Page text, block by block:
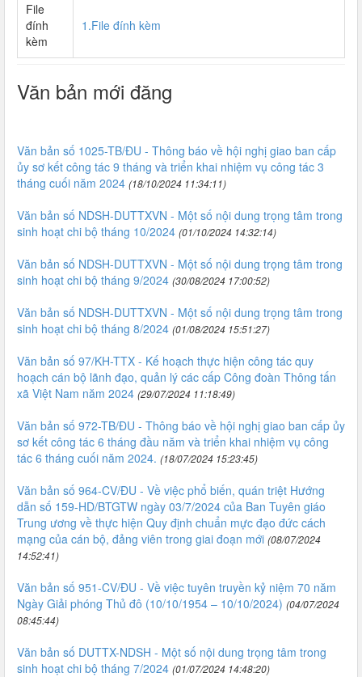
File
đính
kèm
1.File đính kèm
Văn bản mới đăng
Văn bản số 1025-TB/ĐU - Thông báo về hội nghị giao ban cấp
ủy sơ kết công tác 9 tháng và triển khai nhiệm vụ công tác 3
tháng cuối năm 2024 (18/10/2024 11:34:11)
Văn bản số NDSH-DUTTXVN - Một số nội dung trọng tâm trong
sinh hoạt chi bộ tháng 10/2024 (01/10/2024 14:32:14)
Văn bản số NDSH-DUTTXVN - Một số nội dung trọng tâm trong
sinh hoạt chi bộ tháng 9/2024 (30/08/2024 17:00:52)
Văn bản số NDSH-DUTTXVN - Một số nội dung trọng tâm trong
sinh hoạt chi bộ tháng 8/2024 (01/08/2024 15:51:27)
Văn bản số 97/KH-TTX - Kế hoạch thực hiện công tác quy
hoạch cán bộ lãnh đạo, quản lý các cấp Công đoàn Thông tấn
xã Việt Nam năm 2024 (29/07/2024 11:18:49)
Văn bản số 972-TB/ĐU - Thông báo về hội nghị giao ban cấp ủy
sơ kết công tác 6 tháng đầu năm và triển khai nhiệm vụ công
tác 6 tháng cuối năm 2024. (18/07/2024 15:23:45)
Văn bản số 964-CV/ĐU - Về việc phổ biến, quán triệt Hướng
dẫn số 159-HD/BTGTW ngày 03/7/2024 của Ban Tuyên giáo
Trung ương về thực hiện Quy định chuẩn mực đạo đức cách
mạng của cán bộ, đảng viên trong giai đoạn mới (08/07/2024
14:52:41)
Văn bản số 951-CV/ĐU - Về việc tuyên truyền kỷ niệm 70 năm
Ngày Giải phóng Thủ đô (10/10/1954 – 10/10/2024) (04/07/2024
08:45:44)
Văn bản số DUTTX-NDSH - Một số nội dung trọng tâm trong
sinh hoạt chi bộ tháng 7/2024 (01/07/2024 14:48:20)